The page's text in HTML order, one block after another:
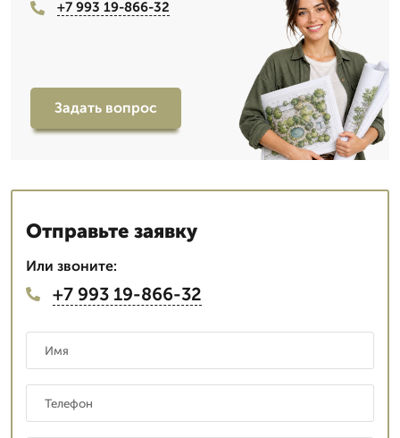
+7 993 19-866-32
Задать вопрос
Отправьте заявку
Или звоните:
+7 993 19-866-32